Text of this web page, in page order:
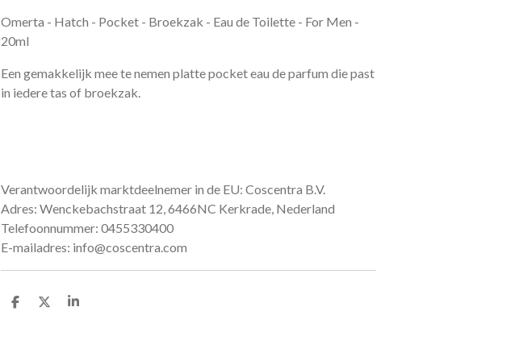
Omerta - Hatch - Pocket - Broekzak - Eau de Toilette - For Men -
20ml
Een gemakkelijk mee te nemen platte pocket eau de parfum die past
in iedere tas of broekzak.
Verantwoordelijk marktdeelnemer in de EU: Coscentra B.V.
Adres: Wenckebachstraat 12, 6466NC Kerkrade, Nederland
Telefoonnummer: 0455330400
E-mailadres: info@coscentra.com
D
D
S